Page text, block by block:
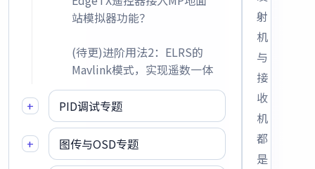
站模拟器功能？
(待更)进阶用法2：ELRS的
Mavlink模式，实现遥数一体
+ PID调试专题
+ 图传与OSD专题
射
机
与
接
收
机
都
是